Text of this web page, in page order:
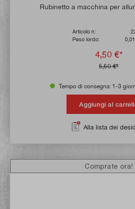
Valutazione
Rubinetto a macchina per
Articolo n:
Peso lordo:
4,50 €*
5,50 €*
Tempo di consegna: 1-3
Aggiungi al
Alla lista dei
Comprate ora!